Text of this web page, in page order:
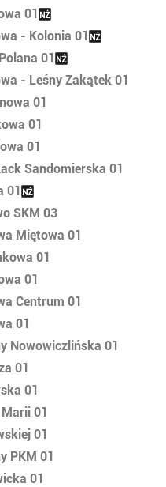
01
- Kolonia 01
01
- Leśny Zakątek 01
01
01
01
Sandomierska 01
01
SKM 03
Miętowa 01
01
01
Centrum 01
01
Nowowiczlińska 01
01
01
01
01
PKM 01
01